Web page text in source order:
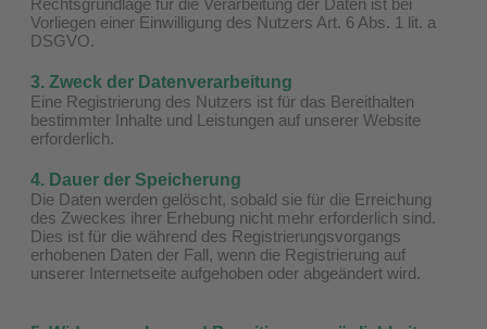
Vorliegen einer Einwilligung des Nutzers Art. 6 Abs. 1 lit. a
DSGVO.
3. Zweck der Datenverarbeitung
Eine Registrierung des Nutzers ist für das Bereithalten
bestimmter Inhalte und Leistungen auf unserer Website
erforderlich.
4. Dauer der Speicherung
Die Daten werden gelöscht, sobald sie für die Erreichung
des Zweckes ihrer Erhebung nicht mehr erforderlich sind.
Dies ist für die während des Registrierungsvorgangs
erhobenen Daten der Fall, wenn die Registrierung auf
unserer Internetseite aufgehoben oder abgeändert wird.